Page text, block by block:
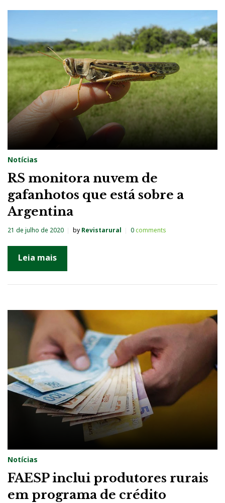
Notícias
RS monitora nuvem de
gafanhotos que está sobre a
Argentina
21 de julho de 2020 by Revistarural 0comments
Leia mais
Notícias
FAESP inclui produtores rurais
em programa de crédito